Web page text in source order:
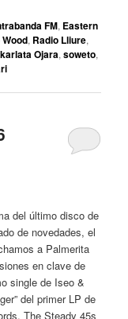
FM, Eastern
, Radio Lliure,
Ojara,soweto,
del último disco de
de novedades, el
a Palmerita
en clave de
single de Iseo &
del primer LP de
The Steady 45s